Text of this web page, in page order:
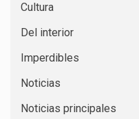
Cultura
Del interior
Imperdibles
Noticias
Noticias principales